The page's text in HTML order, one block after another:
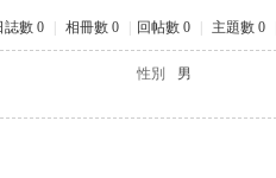
誌數 0 相冊數 0 回帖數 0 主題數 0
性別
男